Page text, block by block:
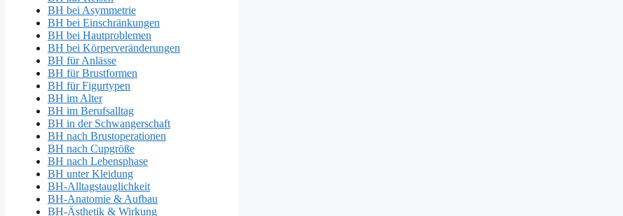
BH bei Asymmetrie
BH bei Einschränkungen
BH bei Hautproblemen
BH bei Körperveränderungen
BH für Anlässe
BH für Brustformen
BH für Figurtypen
BH im Alter
BH im Berufsalltag
BH in der Schwangerschaft
BH nach Brustoperationen
BH nach Cupgröße
BH nach Lebensphase
BH unter Kleidung
BH-Alltagstauglichkeit
BH-Anatomie & Aufbau
BH-Ästhetik & Wirkung